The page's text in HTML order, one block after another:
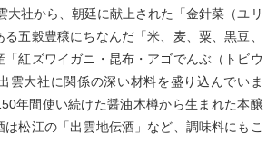
大社から、朝廷に献上された「金針菜（ユリ
五穀豊穣にちなんだ「米、麦、粟、黒豆、
紅ズワイガニ・昆布・アゴでんぶ（トビウ
雲大社に関係の深い材料を盛り込んでいま
年間使い続けた醤油木樽から生まれた本醸
松江の「出雲地伝酒」など、調味料にもこ